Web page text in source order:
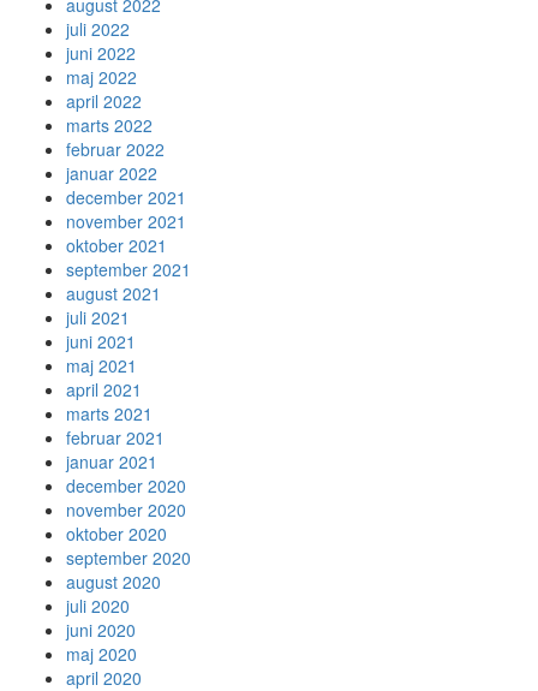
august 2022
juli 2022
juni 2022
maj 2022
april 2022
marts 2022
februar 2022
januar 2022
december 2021
november 2021
oktober 2021
september 2021
august 2021
juli 2021
juni 2021
maj 2021
april 2021
marts 2021
februar 2021
januar 2021
december 2020
november 2020
oktober 2020
september 2020
august 2020
juli 2020
juni 2020
maj 2020
april 2020